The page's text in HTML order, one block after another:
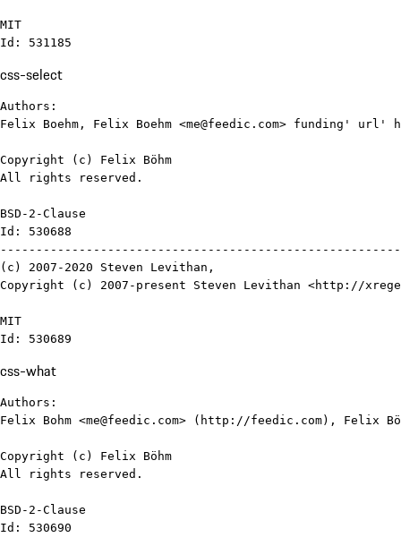
MIT
Id: 531185
css-select
Authors:
Felix Boehm, Felix Boehm <me@feedic.com> funding'
Copyright (c) Felix Böhm
All rights reserved.
BSD-2-Clause
Id: 530688
(c) 2007-2020 Steven Levithan,
Copyright (c) 2007-present Steven Levithan <http://
MIT
Id: 530689
css-what
Authors:
Felix Bohm <me@feedic.com> (http://feedic.com), Felix
Copyright (c) Felix Böhm
All rights reserved.
BSD-2-Clause
Id: 530690